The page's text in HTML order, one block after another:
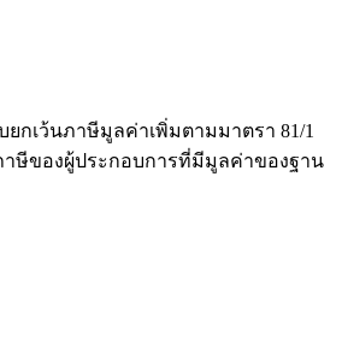
เว้นภาษีมูลค่าเพิ่มตามมาตรา 81/1
ษีของผู้ประกอบการที่มีมูลค่าของฐาน